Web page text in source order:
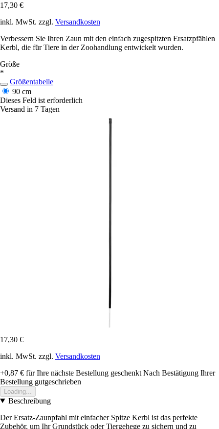
17,30 €
inkl. MwSt. zzgl. Versandkosten
Verbessern Sie Ihren Zaun mit den einfach zugespitzten Ersatzpfählen
Kerbl, die für Tiere in der Zoohandlung entwickelt wurden.
Größe
*
Größentabelle
90 cm
Dieses Feld ist erforderlich
Versand in 7 Tagen
17,30 €
inkl. MwSt. zzgl. Versandkosten
+0,87 € für Ihre nächste Bestellung geschenkt Nach Bestätigung Ihrer
Bestellung gutgeschrieben
Loading...
Beschreibung
Der Ersatz-Zaunpfahl mit einfacher Spitze Kerbl ist das perfekte
Zubehör, um Ihr Grundstück oder Tiergehege zu sichern und zu